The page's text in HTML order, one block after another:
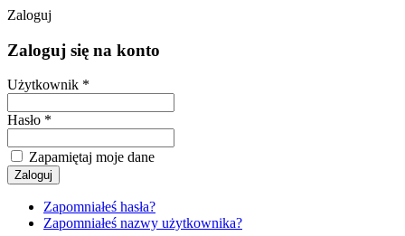
Zaloguj
Zaloguj się na konto
Użytkownik *
Hasło *
Zapamiętaj moje dane
Zapomniałeś hasła?
Zapomniałeś nazwy użytkownika?